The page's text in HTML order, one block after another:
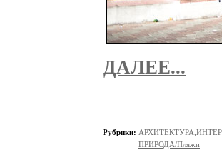
ДАЛЕЕ...
Рубрики:
ПРИРОДА/Пляжи